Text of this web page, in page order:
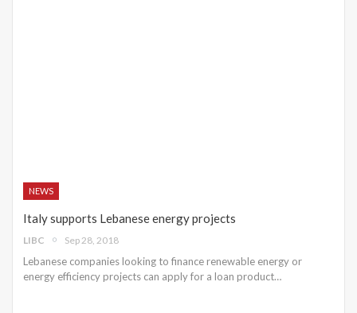
NEWS
Italy supports Lebanese energy projects
LIBC Sep 28, 2018
Lebanese companies looking to finance renewable energy or
energy efficiency projects can apply for a loan product…